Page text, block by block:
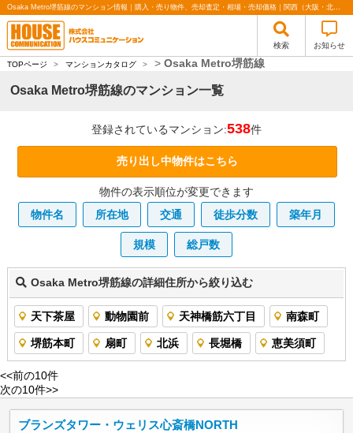
Osaka Metro堺筋線のマンション情報｜購入・売り物件、売却査定・相場・売却価格｜関西（大阪・北摂・神戸）・関東（東京）で不動産の購入・売却、注文住宅、リノベーションの事なら株式会社ハウスコミュニケーション
検索 お知らせ
TOPページ > マンションカタログ > > Osaka Metro堺筋線
Osaka Metro堺筋線のマンション一覧
登録されているマンション:538件
売り出し中物件はこちら
物件の表示順位が変更できます
物件名
所在地 交通 徒歩分数 築年月
規模 総戸数
Osaka Metro堺筋線の詳細住所から絞り込む
天下茶屋 動物園前 天神橋筋六丁目 南森町
堺筋本町 扇町 北浜 長堀橋 恵美須町
<<前の10件
次の10件>>
ブランズタワー・ウェリス心斎橋NORTH